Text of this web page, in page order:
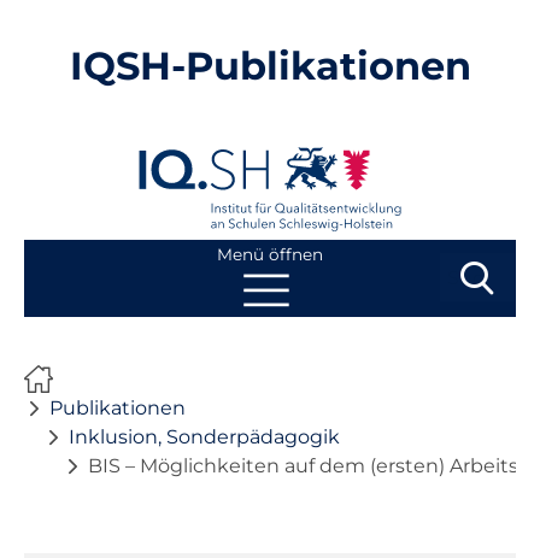
IQSH-Publikationen
Menü öffnen
Publikationen
Publikationen
Inklusion, Sonderpädagogik
BIS – Möglichkeiten auf dem (ersten)